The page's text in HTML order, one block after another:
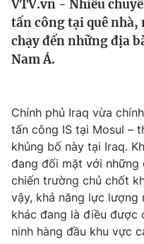
Y tế
Thế giới
Thế giới đó đây
Câu chuyện quốc tế
Tài chính
Thị trường
Góc doanh nghiệp
Dữ liệu và đời sống
Truyền hình
Phim VTV
Hậu trường
Giải trí
VTV.vn - Nhiều
tấn công tại quê nhà,
chạy đến những địa
Nam Á.
Chính phủ Iraq vừa
tấn công IS tại Mosul –
khủng bố này tại Iraq.
đang đối mặt với
chiến trường chủ chốt
vậy, khả năng lực
khác đang là điều được
ninh hàng đầu khu vực